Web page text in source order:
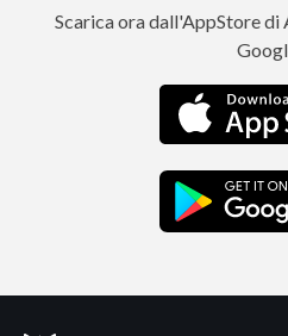
Scarica ora dall'AppStore di